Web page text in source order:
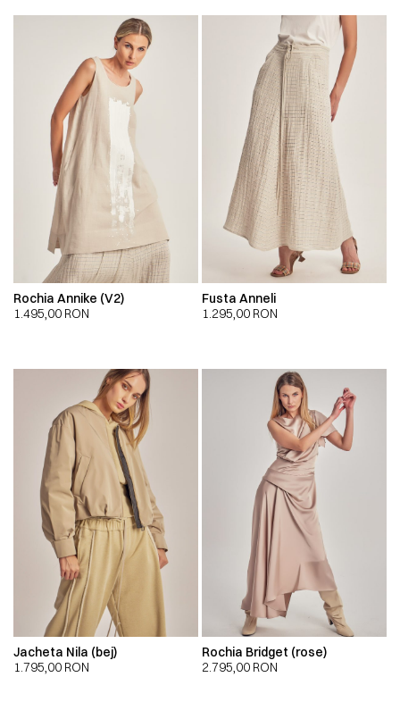
Rochia Annike (V2)
1.495,00 RON
Fusta Anneli
1.295,00 RON
Jacheta Nila (bej)
1.795,00 RON
Rochia Bridget (rose)
2.795,00 RON